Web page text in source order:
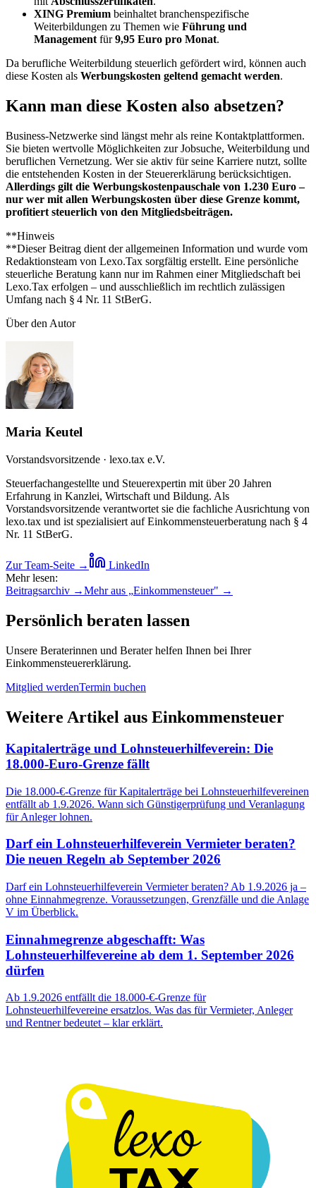
XING Premium beinhaltet branchenspezifische
Weiterbildungen zu Themen wie Führung und
Management für9,95 Euro pro Monat.
Da berufliche Weiterbildung steuerlich gefördert wird, können auch
diese Kosten als Werbungskosten geltend gemacht werden.
Kann man diese Kosten also absetzen?
Business-Netzwerke sind längst mehr als reine Kontaktplattformen.
Sie bieten wertvolle Möglichkeiten zur Jobsuche, Weiterbildung und
beruflichen Vernetzung. Wer sie aktiv für seine Karriere nutzt, sollte
die entstehenden Kosten in der Steuererklärung berücksichtigen.
Allerdings gilt die Werbungskostenpauschale von 1.230 Euro –
nur wer mit allen Werbungskosten über diese Grenze kommt,
profitiert steuerlich von den Mitgliedsbeiträgen.
**Hinweis
**Dieser Beitrag dient der allgemeinen Information und wurde vom
Redaktionsteam von Lexo.Tax sorgfältig erstellt. Eine persönliche
steuerliche Beratung kann nur im Rahmen einer Mitgliedschaft bei
Lexo.Tax erfolgen – und ausschließlich im rechtlich zulässigen
Umfang nach § 4 Nr. 11 StBerG.
Über den Autor
Maria Keutel
Vorstandsvorsitzende · lexo.tax e.V.
Steuerfachangestellte und Steuerexpertin mit über 20 Jahren
Erfahrung in Kanzlei, Wirtschaft und Bildung. Als
Vorstandsvorsitzende verantwortet sie die fachliche Ausrichtung von
lexo.tax und ist spezialisiert auf Einkommensteuerberatung nach § 4
Nr. 11 StBerG.
Zur Team-Seite →
LinkedIn
Mehr lesen:
Beitragsarchiv →Mehr aus „Einkommensteuer" →
Persönlich beraten lassen
Unsere Beraterinnen und Berater helfen Ihnen bei Ihrer
Einkommensteuererklärung.
Mitglied werdenTermin buchen
Weitere Artikel aus Einkommensteuer
Kapitalerträge und Lohnsteuerhilfeverein: Die
18.000-Euro-Grenze fällt
Die 18.000-€-Grenze für Kapitalerträge bei Lohnsteuerhilfevereinen
entfällt ab 1.9.2026. Wann sich Günstigerprüfung und Veranlagung
für Anleger lohnen.
Darf ein Lohnsteuerhilfeverein Vermieter beraten?
Die neuen Regeln ab September 2026
Darf ein Lohnsteuerhilfeverein Vermieter beraten? Ab 1.9.2026 ja –
ohne Einnahmegrenze. Voraussetzungen, Grenzfälle und die Anlage
V im Überblick.
Einnahmegrenze abgeschafft: Was
Lohnsteuerhilfevereine ab dem 1. September 2026
dürfen
Ab 1.9.2026 entfällt die 18.000-€-Grenze für
Lohnsteuerhilfevereine ersatzlos. Was das für Vermieter, Anleger
und Rentner bedeutet – klar erklärt.